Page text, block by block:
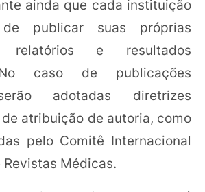
ainda que cada instituição
publicar suas próprias
relatórios e resultados
caso de publicações
adotadas diretrizes
atribuição de autoria, como
pelo Comitê Internacional
Médicas.